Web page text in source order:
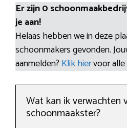
Er zijn 0
je aan!
Helaas hebben we in deze
schoonmakers gevonden.
aanmelden? Klik hiervoor
Wat kan ik verwachten
schoonmaakster?